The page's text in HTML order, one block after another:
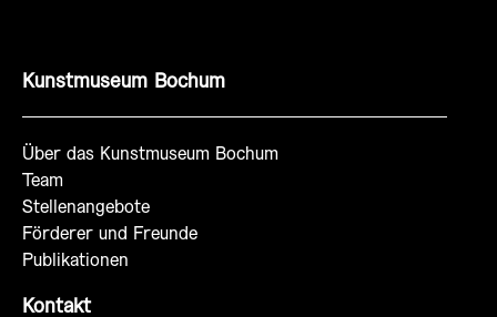
Kunstmuseum Bochum
Über das Kunstmuseum Bochum
Team
Stellenangebote
Förderer und Freunde
Publikationen
Kontakt